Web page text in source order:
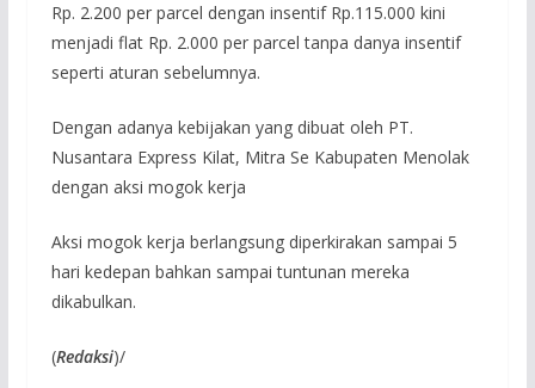
Rp. 2.200 per parcel dengan insentif Rp.115.000 kini
menjadi flat Rp. 2.000 per parcel tanpa danya insentif
seperti aturan sebelumnya.
Dengan adanya kebijakan yang dibuat oleh PT.
Nusantara Express Kilat, Mitra Se Kabupaten Menolak
dengan aksi mogok kerja
Aksi mogok kerja berlangsung diperkirakan sampai 5
hari kedepan bahkan sampai tuntunan mereka
dikabulkan.
(Redaksi)/